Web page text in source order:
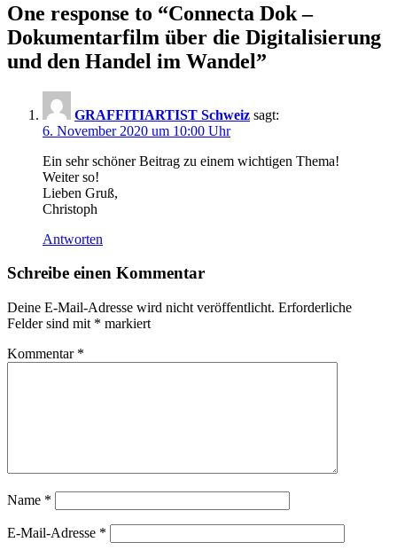
One response to “Connecta Dok –
Dokumentarfilm über die Digitalisierung
und den Handel im Wandel”
GRAFFITIARTIST Schweiz sagt:
6. November 2020 um 10:00 Uhr
Ein sehr schöner Beitrag zu einem wichtigen Thema!
Weiter so!
Lieben Gruß,
Christoph
Antworten
Schreibe einen Kommentar
Deine E-Mail-Adresse wird nicht veröffentlicht. Erforderliche
Felder sind mit * markiert
Kommentar *
Name *
E-Mail-Adresse *